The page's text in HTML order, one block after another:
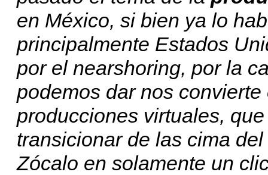
en México, si bien ya lo
principalmente Estados
por el nearshoring, por la
podemos dar nos
producciones virtuales,
transicionar de las cima
Zócalo en solamente un